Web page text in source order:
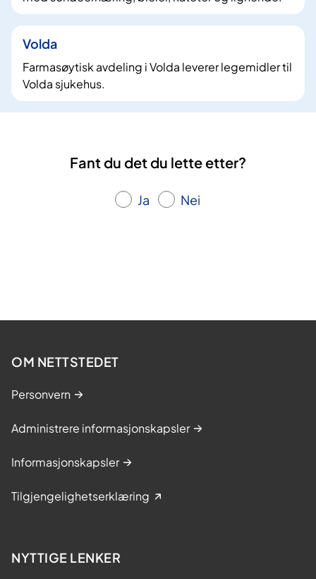
Volda
Farmasøytisk avdeling i Volda leverer legemidler til
Volda sjukehus.
Fant du det du lette etter?
Ja Nei
OM NETTSTEDET
Personvern
Administrere informasjonskapsler
Informasjonskapsler
Tilgjengelighetserklæring
NYTTIGE LENKER